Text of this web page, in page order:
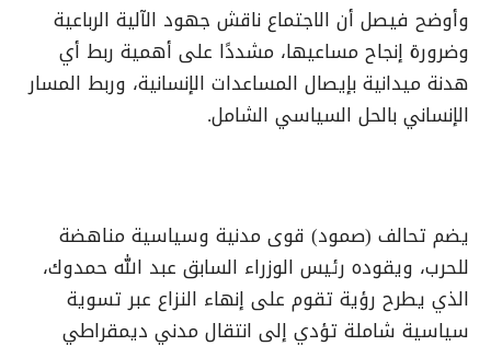
وأوضح فيصل أن الاجتماع ناقش جهود الآلية الرباعية
وضرورة إنجاح مساعيها، مشددًا على أهمية ربط أي
هدنة ميدانية بإيصال المساعدات الإنسانية، وربط المسار
الإنساني بالحل السياسي الشامل.
يضم تحالف (صمود) قوى مدنية وسياسية مناهضة
للحرب، ويقوده رئيس الوزراء السابق عبد الله حمدوك،
الذي يطرح رؤية تقوم على إنهاء النزاع عبر تسوية
سياسية شاملة تؤدي إلى انتقال مدني ديمقراطي